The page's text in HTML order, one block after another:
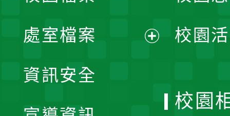
單
處室檔案
資訊安全
校園
校園